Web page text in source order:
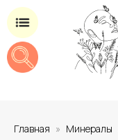
Главная Минералы